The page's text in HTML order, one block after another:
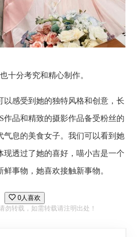
十分考究和精心制作。
以感受到她的独特风格和创意，长
作品和精致的摄影作品备受粉丝的
气息的美食女子。我们可以看到她
现透过了她的喜好，喵小吉是一个
事物，她喜欢接触新事物。
0人喜欢
勿转载，如需转载请注明出处！